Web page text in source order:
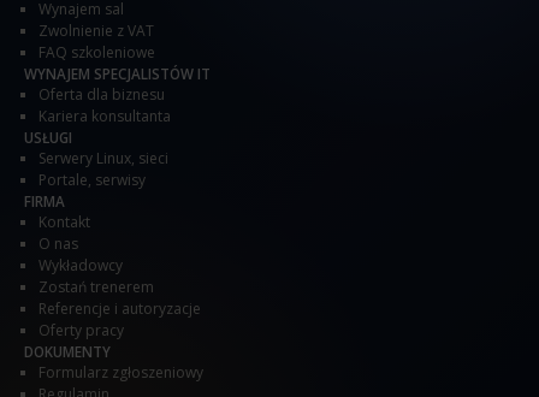
Wynajem sal
Zwolnienie z VAT
FAQ szkoleniowe
WYNAJEM SPECJALISTÓW IT
Oferta dla biznesu
Kariera konsultanta
USŁUGI
Serwery Linux, sieci
Portale, serwisy
FIRMA
Kontakt
O nas
Wykładowcy
Zostań trenerem
Referencje i autoryzacje
Oferty pracy
DOKUMENTY
Formularz zgłoszeniowy